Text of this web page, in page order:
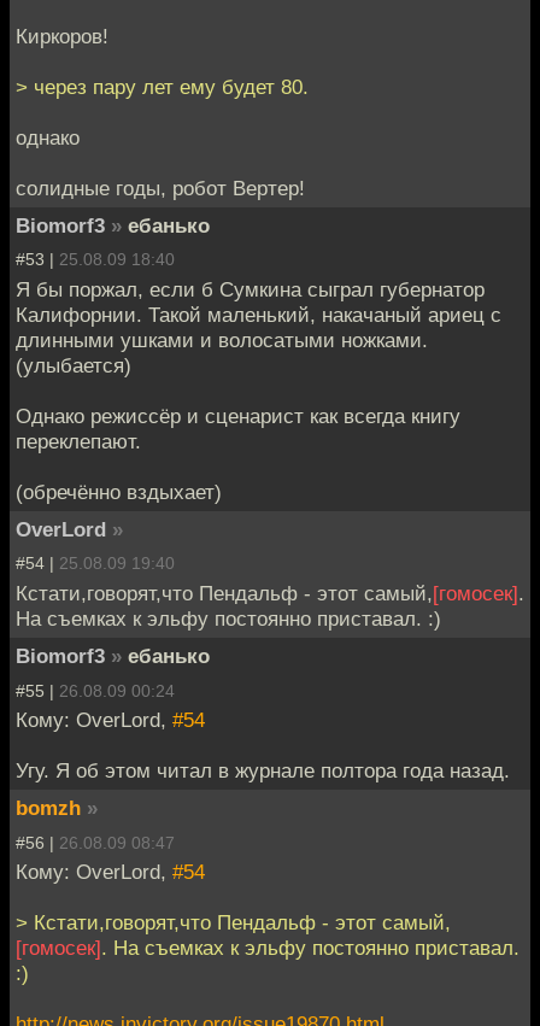
Киркоров!
> через пару лет ему будет 80.
однако
солидные годы, робот Вертер!
Biomorf3 » ебанько
#53 | 25.08.09 18:40
Я бы поржал, если б Сумкина сыграл губернатор
Калифорнии. Такой маленький, накачаный ариец с
длинными ушками и волосатыми ножками.
(улыбается)
Однако режиссёр и сценарист как всегда книгу
переклепают.
(обречённо вздыхает)
OverLord »
#54 | 25.08.09 19:40
Кстати,говорят,что Пендальф - этот самый,[гомосек].
На съемках к эльфу постоянно приставал. :)
Biomorf3 » ебанько
#55 | 26.08.09 00:24
Кому: OverLord, #54
Угу. Я об этом читал в журнале полтора года назад.
bomzh »
#56 | 26.08.09 08:47
Кому: OverLord, #54
> Кстати,говорят,что Пендальф - этот самый,
[гомосек]. На съемках к эльфу постоянно приставал.
:)